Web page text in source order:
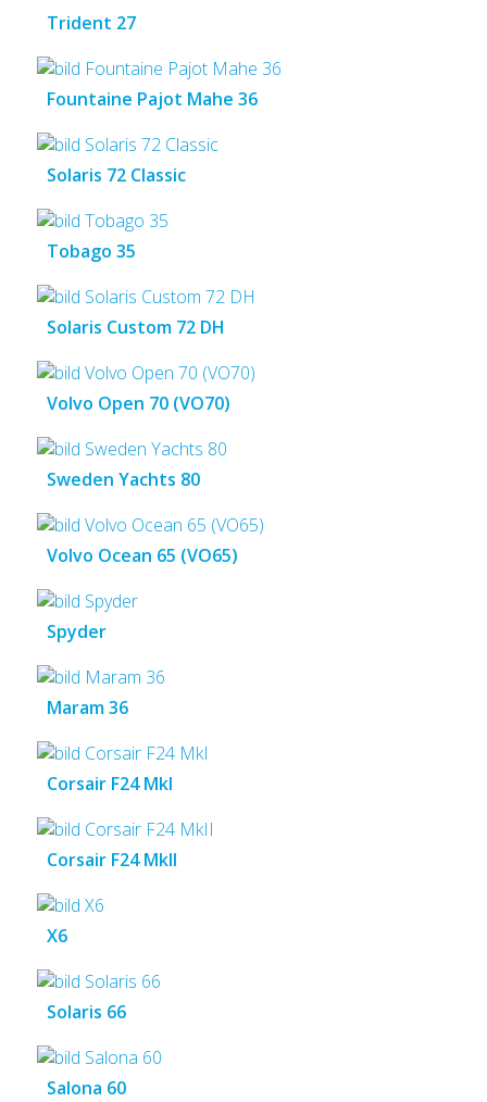
Trident 27
Fountaine Pajot Mahe 36
Solaris 72 Classic
Tobago 35
Solaris Custom 72 DH
Volvo Open 70 (VO70)
Sweden Yachts 80
Volvo Ocean 65 (VO65)
Spyder
Maram 36
Corsair F24 MkI
Corsair F24 MkII
X6
Solaris 66
Salona 60